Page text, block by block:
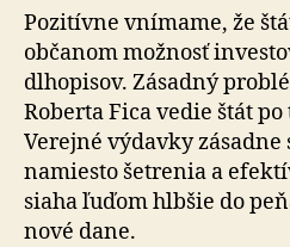
Pozitívne vnímame, že
občanom možnosť
dlhopisov. Zásadný
Roberta Fica vedie štát po
Verejné výdavky zásadne
namiesto šetrenia a
siaha ľuďom hlbšie do
nové dane.